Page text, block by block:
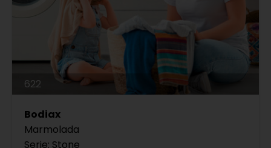
622
Bodiax
Marmolada
Serie: Stone